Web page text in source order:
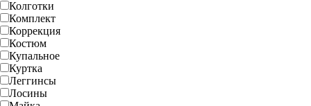
Колготки
Комплект
Коррекция
Костюм
Купальное
Куртка
Леггинсы
Лосины